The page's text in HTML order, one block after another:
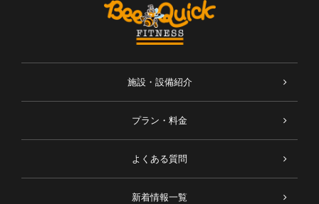
施設・設備紹介
プラン・料金
よくある質問
新着情報一覧